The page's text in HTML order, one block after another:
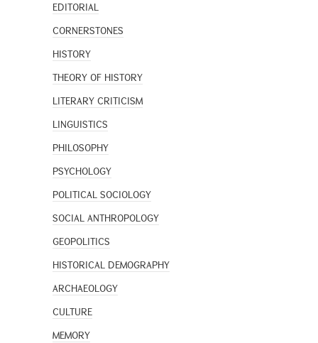
EDITORIAL
CORNERSTONES
HISTORY
THEORY OF HISTORY
LITERARY CRITICISM
LINGUISTICS
PHILOSOPHY
PSYCHOLOGY
POLITICAL SOCIOLOGY
SOCIAL ANTHROPOLOGY
GEOPOLITICS
HISTORICAL DEMOGRAPHY
ARCHAEOLOGY
CULTURE
MEMORY